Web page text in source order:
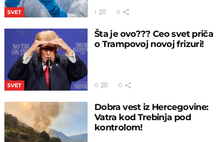
SVET 1 0
SVET
Šta je ovo??? Ceo svet priča
o Trampovoj novoj frizuri!
0 0
Dobra vest iz Hercegovine:
Vatra kod Trebinja pod
kontrolom!